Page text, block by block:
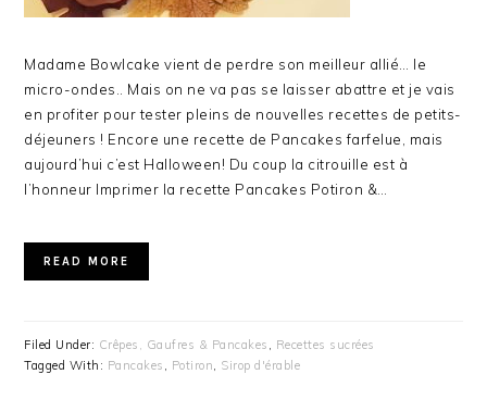
Madame Bowlcake vient de perdre son meilleur allié… le
micro-ondes.. Mais on ne va pas se laisser abattre et je vais
en profiter pour tester pleins de nouvelles recettes de petits-
déjeuners ! Encore une recette de Pancakes farfelue, mais
aujourd’hui c’est Halloween! Du coup la citrouille est à
l’honneur Imprimer la recette Pancakes Potiron &…
READ MORE
Filed Under: Crêpes, Gaufres & Pancakes , Recettes sucrées
Tagged With: Pancakes , Potiron, Sirop d'érable